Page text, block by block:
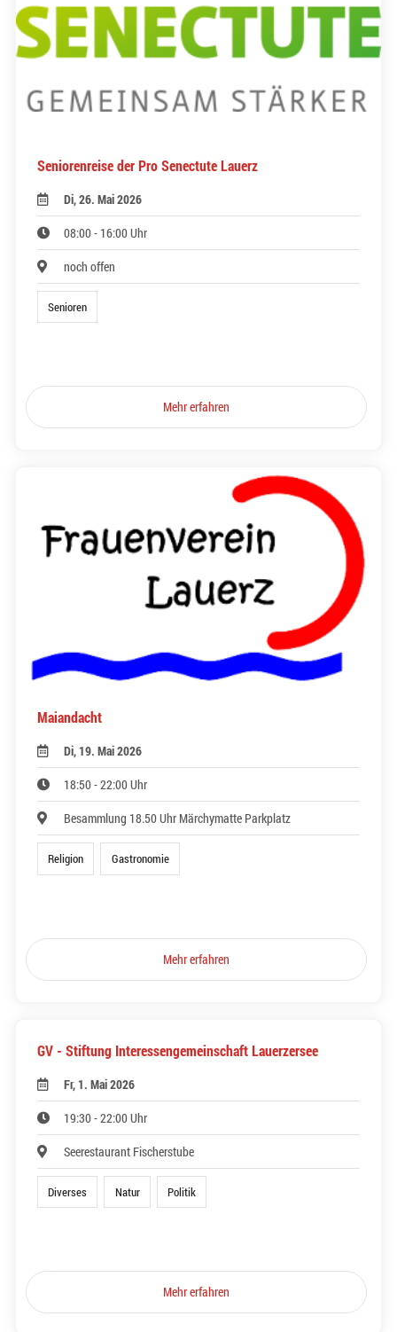
Seniorenreise der Pro Senectute Lauerz
Di, 26. Mai 2026
08:00 - 16:00 Uhr
noch offen
Senioren
Mehr erfahren
Maiandacht
Di, 19. Mai 2026
18:50 - 22:00 Uhr
Besammlung 18.50 Uhr Märchymatte Parkplatz
Religion Gastronomie
Mehr erfahren
GV - Stiftung Interessengemeinschaft Lauerzersee
Fr, 1. Mai 2026
19:30 - 22:00 Uhr
Seerestaurant Fischerstube
Diverses Natur Politik
Mehr erfahren